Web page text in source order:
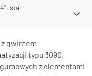
stal
z gwintem
typu 3090.
z elementami